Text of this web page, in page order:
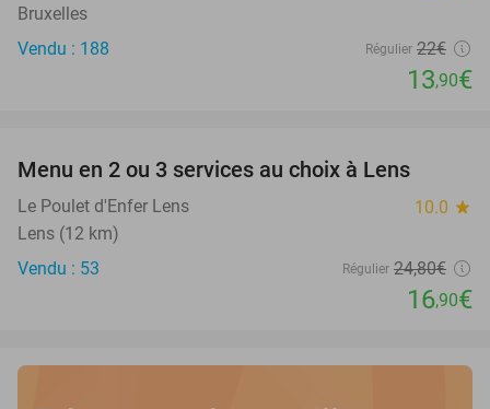
Bruxelles
Vendu : 188
Régulier 22€
13,90€
Menu en 2 ou 3 services au choix à Lens
Le Poulet d'Enfer Lens 10.0 star
Lens (12 km)
Vendu : 53
Régulier 24,80€
16,90€